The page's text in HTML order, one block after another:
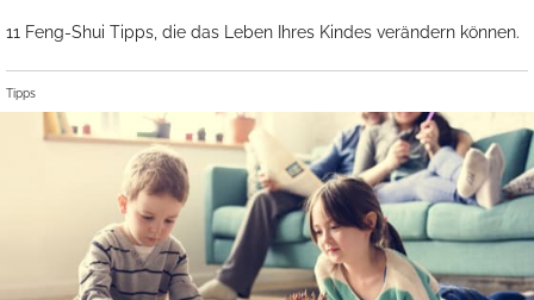
11 Feng-Shui Tipps, die das Leben Ihres Kindes verändern können.
Tipps